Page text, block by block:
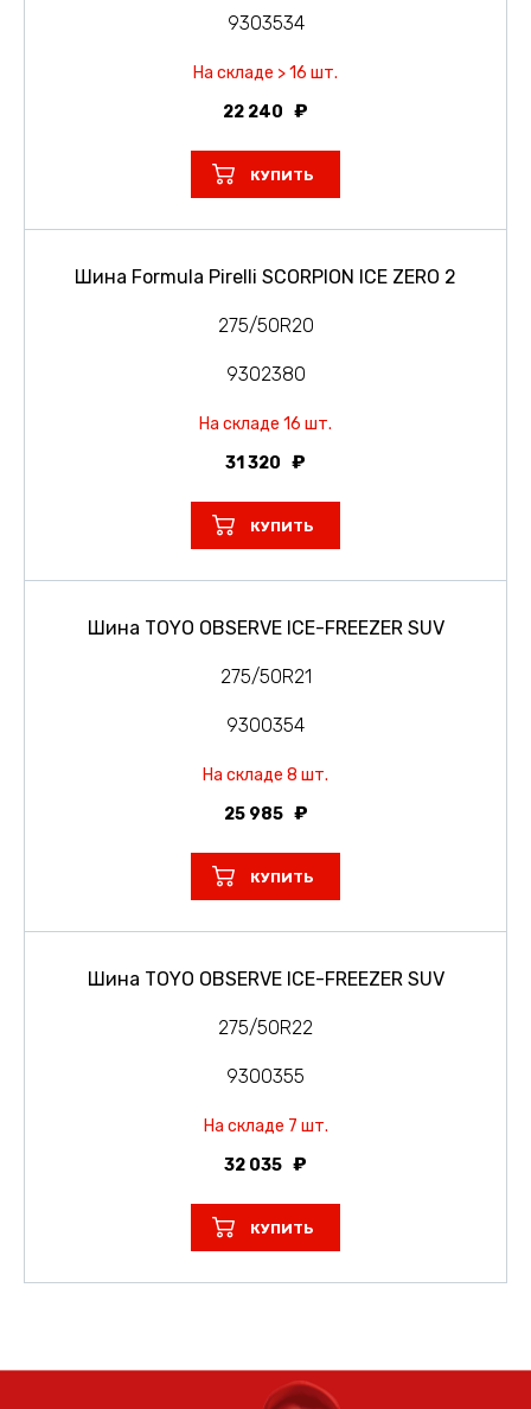
9303534
На складе > 16 шт.
22 240
КУПИТЬ
Шина Formula Pirelli SCORPION ICE ZERO 2
275/50R20
9302380
На складе 16 шт.
31 320
КУПИТЬ
Шина TOYO OBSERVE ICE-FREEZER SUV
275/50R21
9300354
На складе 8 шт.
25 985
КУПИТЬ
Шина TOYO OBSERVE ICE-FREEZER SUV
275/50R22
9300355
На складе 7 шт.
32 035
КУПИТЬ